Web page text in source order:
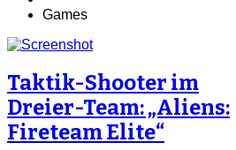
Games
Taktik-Shooter im
Dreier-Team: „Aliens:
Fireteam Elite“